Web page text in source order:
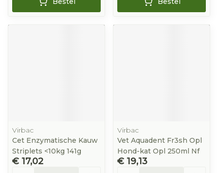
Virbac
Cet Enzymatische Kauw
Striplets <10kg 141g
€ 17,02
Virbac
Vet Aquadent Fr3sh Opl
Hond-kat Opl 250ml Nf
€ 19,13